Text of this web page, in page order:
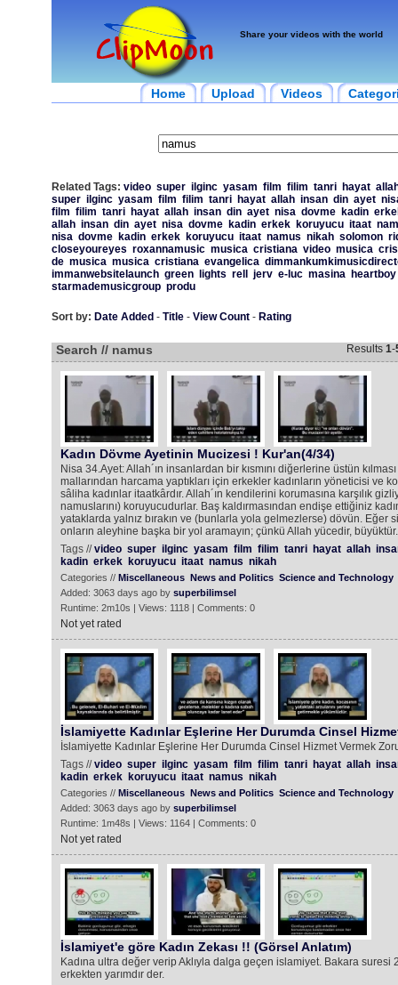
Share your videos with the world
Home Upload Videos
Related Tags: video super ilginc yasam film filim tanri hayat
super ilginc yasam film filim tanri hayat allah insan din ayet
film filim tanri hayat allah insan din ayet nisa dovme kadin
allah insan din ayet nisa dovme kadin erkek koruyucu itaat
nisa dovme kadin erkek koruyucu itaat namus nikah solomon
closeyoureyes roxannamusic musica cristiana video musica
de musica musica cristiana evangelica
immanwebsitelaunch green lights rell jerv e-luc masina
heartboy
starmademusicgroup produ
Sort by: Date Added - Title- View Count- Rating
Search // namus Results 1-
Kadın Dövme Ayetinin Mucizesi ! Kur'an(4/34)
Nisa 34.Ayet: Allah´ın insanlardan bir kısmını diğerlerine üstün
mallarından harcama yaptıkları için erkekler kadınların yöneticisi ve
sâliha kadınlar itaatkârdır. Allah´ın kendilerini korumasına karşılık
namuslarını) koruyucudurlar. Baş kaldırmasından endişe ettiğiniz
yataklarda yalnız bırakın ve (bunlarla yola gelmezlerse) dövün. Eğer
onların aleyhine başka bir yol aramayın; çünkü Allah yücedir, büyüktür.
Tags //video super ilginc yasam film filim tanri hayat allah
kadin erkek koruyucu itaat namus nikah
Categories // Miscellaneous News and Politics Science and Technology
Added: 3063 days ago by superbilimsel
Runtime: 2m10s | Views: 1118 | Comments: 0
Not yet rated
İslamiyette Kadınlar Eşlerine Her Durumda Cinsel
İslamiyette Kadınlar Eşlerine Her Durumda Cinsel Hizmet Vermek
Tags //video super ilginc yasam film filim tanri hayat allah
kadin erkek koruyucu itaat namus nikah
Categories // Miscellaneous News and Politics Science and Technology
Added: 3063 days ago by superbilimsel
Runtime: 1m48s | Views: 1164 | Comments: 0
Not yet rated
İslamiyet'e göre Kadın Zekası !! (Görsel Anlatım)
Kadına ultra değer verip Aklıyla dalga geçen islamiyet. Bakara suresi
erkekten yarımdır der.